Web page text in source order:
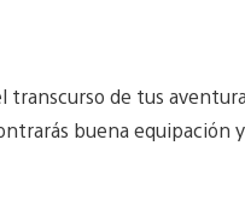
transcurso de tus
buena equipación